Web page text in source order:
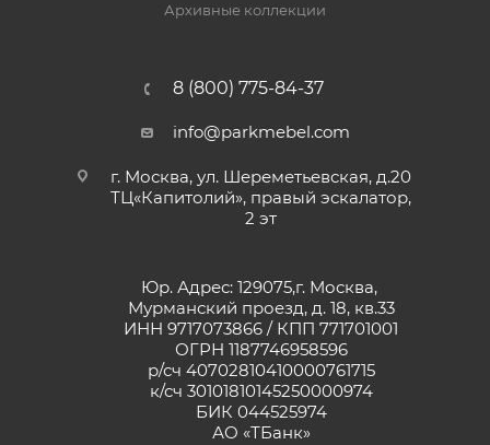
Архивные коллекции
8 (800) 775-84-37
info@parkmebel.com
г. Москва, ул. Шереметьевская, д.20
ТЦ«Капитолий», правый эскалатор,
2 эт
Юр. Адрес: 129075,г. Москва,
Мурманский проезд, д. 18, кв.33
ИНН 9717073866 / КПП 771701001
ОГРН 1187746958596
р/сч 40702810410000761715
к/сч 30101810145250000974
БИК 044525974
АО «ТБанк»